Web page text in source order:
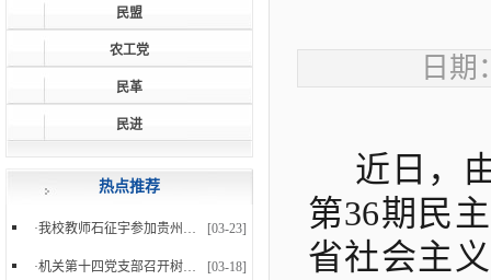
民盟
农工党
民革
民进
热点推荐
[03-23]
·我校教师石征宇参加贵州省 第36期民主党派中青年...
[03-18]
·机关第十四党支部召开树立和践行正确政绩观学习教...
日期
近日，
第36期民
省社会主